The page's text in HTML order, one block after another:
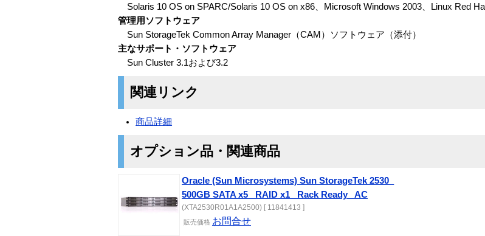
Solaris 10 OS on SPARC/Solaris 10 OS on x86、Microsoft Windows 2003、Linux Red
管理用ソフトウェア
Sun StorageTek Common Array Manager（CAM）ソフトウェア（添付）
主なサポート・ソフトウェア
Sun Cluster 3.1および3.2
関連リンク
商品詳細
オプション品・関連商品
Oracle (Sun Microsystems) Sun StorageTek 2530_
500GB SATA x5_ RAID x1_ Rack Ready_ AC
(XTA2530R01A1A2500) [ 11841413 ]
販売価格 お問合せ